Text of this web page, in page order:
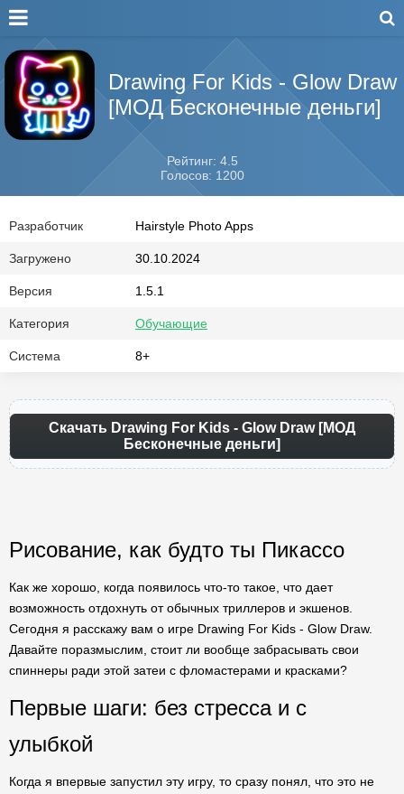
Drawing For Kids - Glow Draw
[МОД Бесконечные деньги]
Рейтинг: 4.5
Голосов: 1200
Разработчик Hairstyle Photo Apps
Загружено 30.10.2024
Версия 1.5.1
Категория Обучающие
Система 8+
Скачать Drawing For Kids - Glow Draw [МОД
Бесконечные деньги]
Рисование, как будто ты Пикассо
Как же хорошо, когда появилось что-то такое, что дает
возможность отдохнуть от обычных триллеров и экшенов.
Сегодня я расскажу вам о игре Drawing For Kids - Glow Draw.
Давайте поразмыслим, стоит ли вообще забрасывать свои
спиннеры ради этой затеи с фломастерами и красками?
Первые шаги: без стресса и с
улыбкой
Когда я впервые запустил эту игру, то сразу понял, что это не